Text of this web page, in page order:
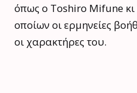
όπως ο Toshiro Mifune
οποίων οι ερμηνείες
οι χαρακτήρες του.